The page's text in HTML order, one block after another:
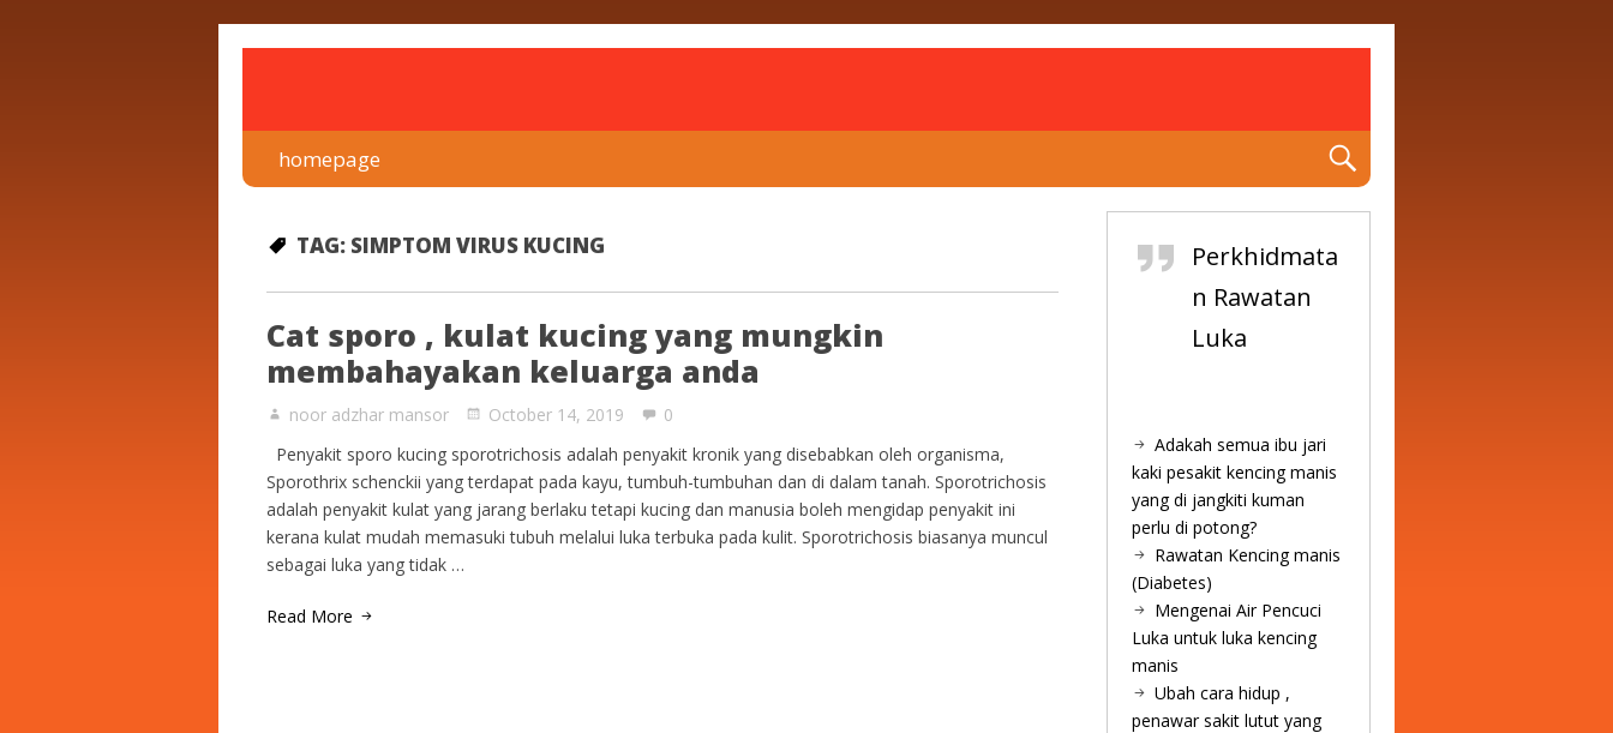
homepage
TAG: SIMPTOM VIRUS KUCING
Cat sporo , kulat kucing yang mungkin
membahayakan keluarga anda
noor adzhar mansor October 14, 2019
0
Penyakit sporo kucing sporotrichosis adalah penyakit kronik yang disebabkan oleh organisma,
Sporothrix schenckii yang terdapat pada kayu, tumbuh-tumbuhan dan di dalam tanah. Sporotrichosis
adalah penyakit kulat yang jarang berlaku tetapi kucing dan manusia boleh mengidap penyakit ini
kerana kulat mudah memasuki tubuh melalui luka terbuka pada kulit. Sporotrichosis biasanya muncul
sebagai luka yang tidak …
Read More
Perkhidmata
n Rawatan
Luka
Adakah semua ibu jari
kaki pesakit kencing manis
yang di jangkiti kuman
perlu di potong?
Rawatan Kencing manis
(Diabetes)
Mengenai Air Pencuci
Luka untuk luka kencing
manis
Ubah cara hidup ,
penawar sakit lutut yang